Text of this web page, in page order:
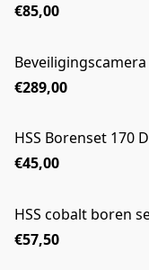
€85,00
€289,00
HSS Borenset 170
€45,00
HSS cobalt boren
€57,50